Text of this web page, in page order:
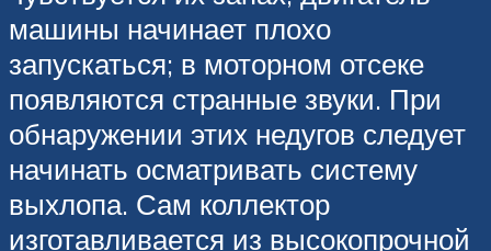
машины начинает плохо
запускаться; в моторном отсеке
появляются странные звуки. При
обнаружении этих недугов следует
начинать осматривать систему
выхлопа. Сам коллектор
изготавливается из высокопрочной